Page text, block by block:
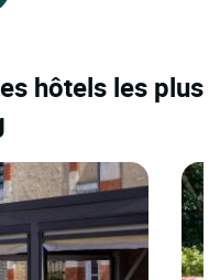
hôtels les plus